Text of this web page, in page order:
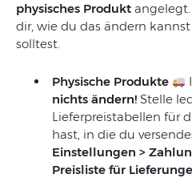
physisches Produkt
dir, wie du das ändern
solltest.
Physische Produkte
nichts ändern! Stelle
Lieferpreistabellen für
hast, in die du
Einstellungen >
Preisliste für